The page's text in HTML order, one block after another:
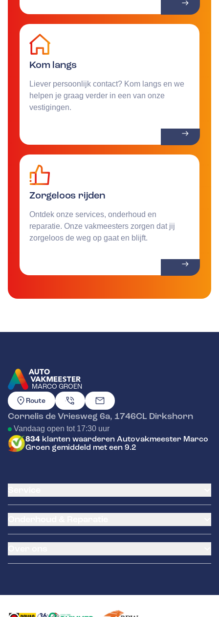
Kom langs
Liever persoonlijk contact? Kom langs en we
helpen je graag verder in een van onze
vestigingen.
Zorgeloos rijden
Ontdek onze services, onderhoud en
reparatie. Onze vakmeesters zorgen dat jij
zorgeloos de weg op gaat en blijft.
MARCO GROEN
GA NAAR DE HOMEPAGINA
Route
Cornelis de Vriesweg 6a, 1746CL Dirkshorn
Vandaag open tot 17:30 uur
834 klanten waarderen Autovakmeester Marco
Groen gemiddeld met een 9.2
Banden service
Klantenkaart
Schade en reparatie